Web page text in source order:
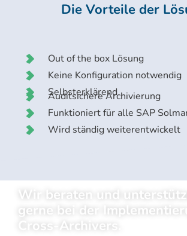
Die Vorteile der
Out of the box Lösung
Keine Konfiguration notwendig
Selbsterklärend
Auditsichere Archivierung
Funktioniert für alle SAP
Wird ständig weiterentwickelt
Wir beraten und
gerne bei der
Cross-Archivers.